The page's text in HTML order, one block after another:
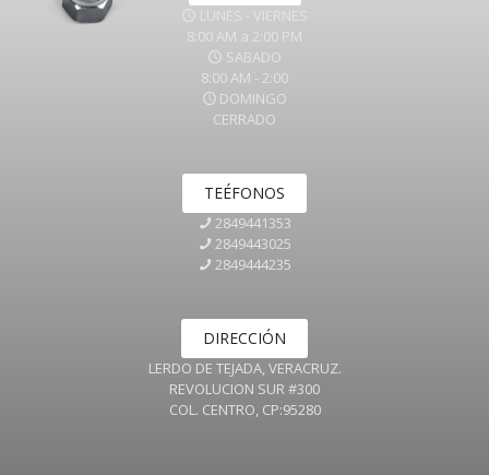
LUNES - VIERNES
8:00 AM a 2:00 PM
SABADO
8:00 AM - 2:00
DOMINGO
CERRADO
TEÉFONOS
2849441353
2849443025
2849444235
DIRECCIÓN
LERDO DE TEJADA, VERACRUZ.
REVOLUCION SUR #300
COL. CENTRO, CP:95280